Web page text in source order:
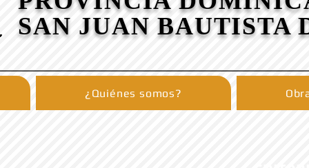
SAN JUAN BAUTISTA
¿Quiénes somos?